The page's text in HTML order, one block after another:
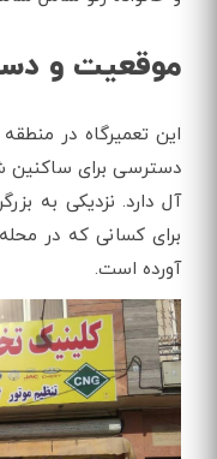
موقعیت و
این تعمیرگاه در
دسترسی برای ساکنین
آل دارد. نزدیکی به
برای کسانی که در
آورده است.